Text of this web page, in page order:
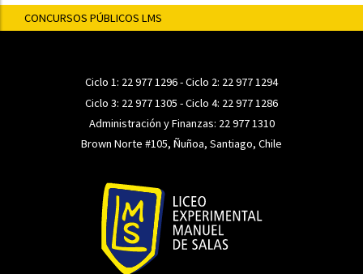
CONCURSOS PÚBLICOS LMS
Ciclo 1: 22 977 1296- Ciclo 2: 22 977 1294
Ciclo 3: 22 977 1305 - Ciclo 4: 22 977 1286
Administración y Finanzas: 22 977 1310
Brown Norte #105, Ñuñoa, Santiago, Chile